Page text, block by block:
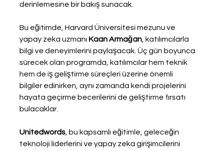
derinlemesine bir bakış sunacak.
Bu eğitimde, Harvard Üniversitesi mezunu ve
yapay zeka uzmanı Kaan Armağan, katılımcılarla
bilgi ve deneyimlerini paylaşacak. Üç gün boyunca
sürecek olan programda, katılımcılar hem teknik
hem de iş geliştirme süreçleri üzerine önemli
bilgiler edinirken, aynı zamanda kendi projelerini
hayata geçirme becerilerini de geliştirme fırsatı
bulacaklar.
Unitedwords, bu kapsamlı eğitimle, geleceğin
teknoloji liderlerini ve yapay zeka girişimcilerini